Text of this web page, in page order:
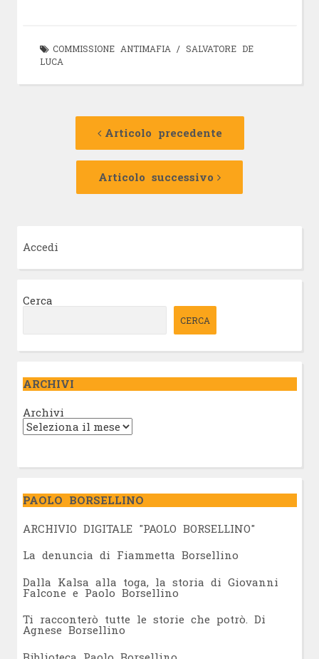
COMMISSIONE ANTIMAFIA / SALVATORE DE
LUCA
Navigazione
Articolo precedente
Articolo
Articolo successivo
Articolo
Accedi
Cerca
CERCA
ARCHIVI
Archivi
PAOLO BORSELLINO
ARCHIVIO DIGITALE "PAOLO BORSELLINO"
La denuncia di Fiammetta Borsellino
Dalla Kalsa alla toga, la storia di Giovanni
Falcone e Paolo Borsellino
Ti racconterò tutte le storie che potrò. Di
Agnese Borsellino